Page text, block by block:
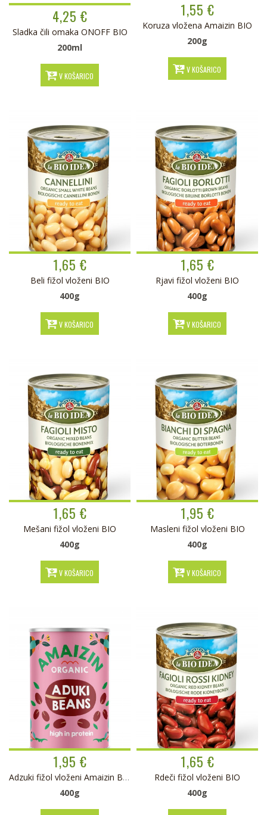
4,25 €
Sladka čili omaka ONOFF BIO
200ml
V KOŠARICO
1,55 €
Koruza vložena Amaizin BIO
200g
V KOŠARICO
1,65 €
Beli fižol vloženi BIO
400g
V KOŠARICO
1,65 €
Rjavi fižol vloženi BIO
400g
V KOŠARICO
1,65 €
Mešani fižol vloženi BIO
400g
V KOŠARICO
1,95 €
Masleni fižol vloženi BIO
400g
V KOŠARICO
1,95 €
Adzuki fižol vloženi Amaizin BIO
400g
1,65 €
Rdeči fižol vloženi BIO
400g